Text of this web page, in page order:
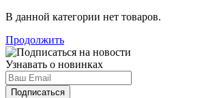
В данной категории нет товаров.
Продолжить
Узнавать о новинках
Подписаться